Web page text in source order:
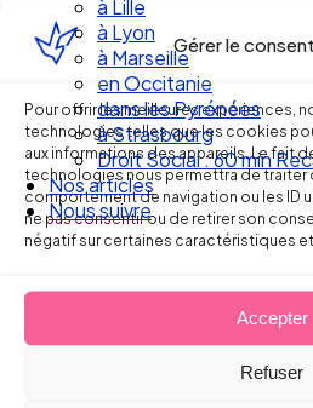
Gérer le
Pour offrir les meilleures expériences,
technologies telles que les cookies
aux informations des appareils. Le fait
technologies nous permettra de traiter
comportement de navigation ou les ID
ne pas consentir ou de retirer son
négatif sur certaines caractéristiques
Accepter
Refuser
à Lille
à Lyon
à Marseille
en Occitanie
dans les Pyrénées
à Strasbourg
Droit Social : 60 min
Nos articles
Nous suivre
Ellipse
Réseau
de cabinets
d’avocats